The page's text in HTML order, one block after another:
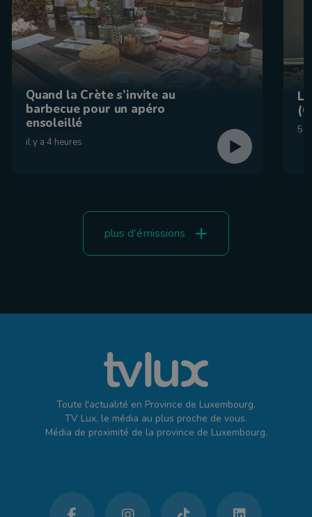
Quand la Crète s’invite au
barbecue pour un apéro
ensoleillé
il y a 4 heures
5
plus d'émissions
Toute l'actualité en Province de Luxembourg.
TV Lux, le média au plus proche de vous.
Média de proximité de la province de Luxembourg.